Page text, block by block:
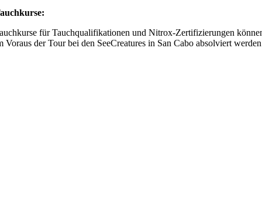
für Tauchqualifikationen und Nitrox-Zertifizierungen
Voraus der Tour bei den SeeCreatures in San Cabo absolviert